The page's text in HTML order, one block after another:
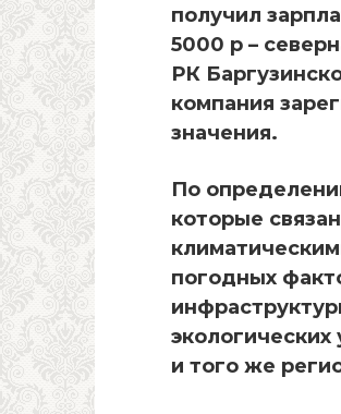
получил
5000 р –
РК
компания
значения.
По
которые
погодных
и того же